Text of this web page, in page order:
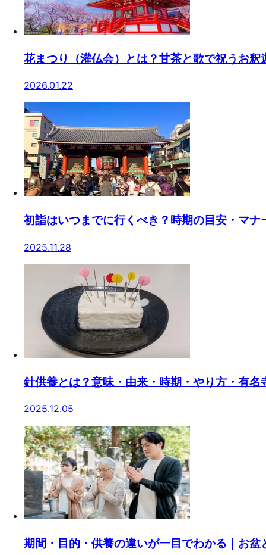
花まつり（灌仏会）とは？甘茶と歌で祝うお
2026.01.22
初詣はいつまでに行くべき？時期の目安・マ
2025.11.28
針供養とは？意味・由来・時期・やり方・有名
2025.12.05
期間・目的・供養の違いが一目でわかる｜お